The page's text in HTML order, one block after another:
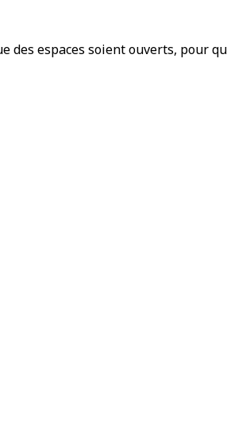
des espaces soient ouverts, pour